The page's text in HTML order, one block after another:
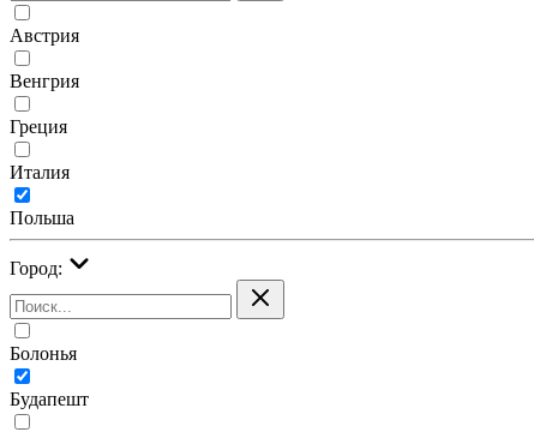
Австрия
Венгрия
Греция
Италия
Польша
Город:
Болонья
Будапешт